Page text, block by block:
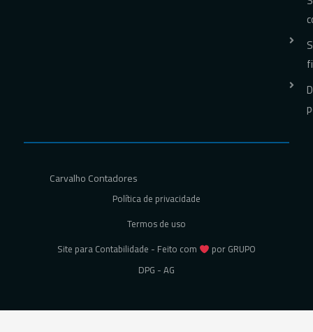
Carvalho Contadores
Política de privacidade
Termos de uso
Site para Contabilidade - Feito com
por GRUPO
DPG - AG